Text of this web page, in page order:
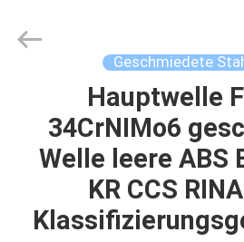
PRODUKTE
VIDEOS
Flange
Geschmiedete
Hauptwelle
34CrNIMo6
Welle leere ABS
KR CCS